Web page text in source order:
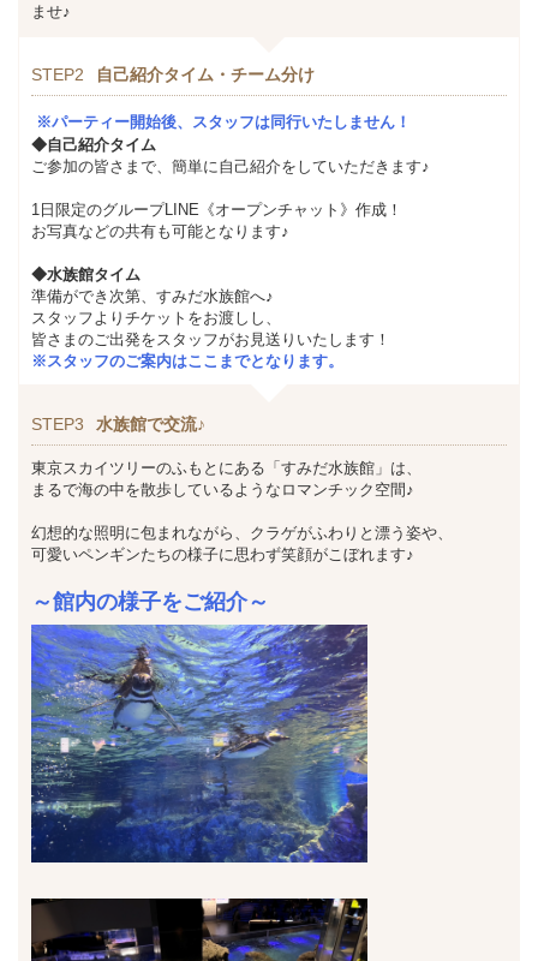
ませ♪
STEP2 自己紹介タイム・チーム分け
※パーティー開始後、スタッフは同行いたしません！
◆自己紹介タイム
ご参加の皆さまで、簡単に自己紹介をしていただきます♪
1日限定のグループLINE《オープンチャット》作成！
お写真などの共有も可能となります♪
◆水族館タイム
準備ができ次第、すみだ水族館へ♪
スタッフよりチケットをお渡しし、
皆さまのご出発をスタッフがお見送りいたします！
※スタッフのご案内はここまでとなります。
STEP3 水族館で交流♪
東京スカイツリーのふもとにある「すみだ水族館」は、
まるで海の中を散歩しているようなロマンチック空間♪
幻想的な照明に包まれながら、クラゲがふわりと漂う姿や、
可愛いペンギンたちの様子に思わず笑顔がこぼれます♪
～館内の様子をご紹介～